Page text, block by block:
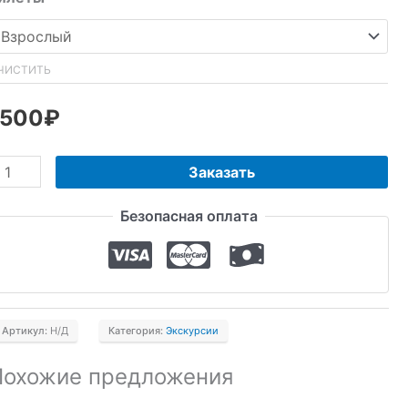
₽
Заказать
Безопасная оплата
Артикул: Н/Д Категория:Экскурсии
предложения